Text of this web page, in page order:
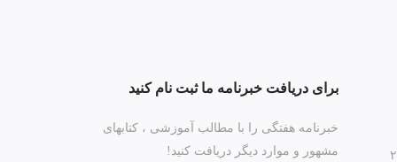
برای دریافت خبرنامه ما ثبت نام کنید
خبرنامه هفتگی را با مطالب آموزشی ، کتابهای
مشهور و موارد دیگر دریافت کنید!